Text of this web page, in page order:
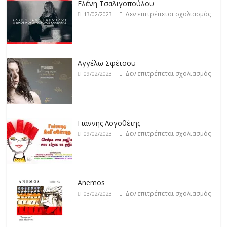
18/02/2023 Δεν επιτρέπεται σχολιασμός
Ελένη Τσαλιγοπούλου
13/02/2023 Δεν επιτρέπεται σχολιασμός
Αγγέλω Σφέτσου
09/02/2023 Δεν επιτρέπεται σχολιασμός
Γιάννης Λογοθέτης
09/02/2023 Δεν επιτρέπεται σχολιασμός
Anemos
03/02/2023 Δεν επιτρέπεται σχολιασμός